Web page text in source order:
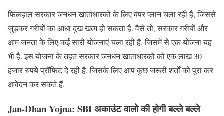
फिलहाल सरकार जनधन खाताधारकों के लिए बंपर प्लान चला रही है, जिससे
जुड़कर गरीबों का आधा दुख खत्म हो सकता है. वैसे तो, सरकार गरीबों और
आम जनता के लिए कई सारी योजनाएं चला रही है, जिसमें से एक योजना यह
भी है. इस योजना के तहत सरकार जनधन खाताधारकों को एक लाख 30
हजार रुपये प्रॉफिट दे रही है, जिसके लिए आप कुछ जरूरी शर्तों को पूरा कर
आवेदन कर सकते हैं.
Jan-Dhan Yojna: SBI अकाउंट वालो की होगी बल्ले बल्ले